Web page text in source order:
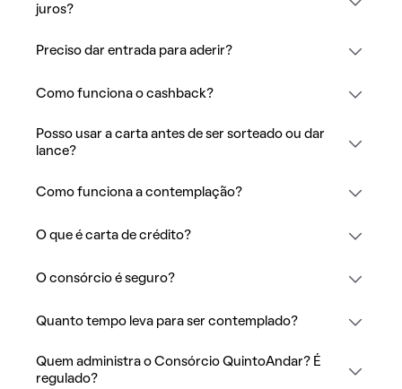
juros?
Preciso dar entrada para aderir?
Como funciona o cashback?
Posso usar a carta antes de ser sorteado ou dar
lance?
Como funciona a contemplação?
O que é carta de crédito?
O consórcio é seguro?
Quanto tempo leva para ser contemplado?
Quem administra o Consórcio QuintoAndar? É
regulado?